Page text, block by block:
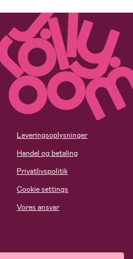
Leveringsoplysninger
Handel og betaling
Privatlivspolitik
Cookie settings
Vores ansvar